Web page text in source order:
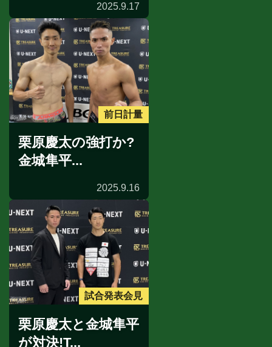
2025.9.17
前日計量
栗原慶太の強打か?
金城隼平...
2025.9.16
試合発表会見
栗原慶太と金城隼平
が対決!T...